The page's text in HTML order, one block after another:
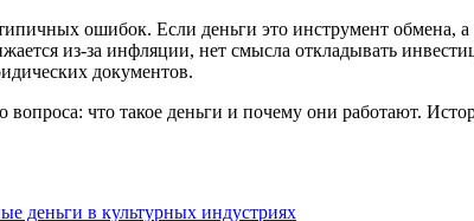
ошибок. Если деньги это инструмент обмена,
из-за инфляции, нет смысла откладывать
документов.
вопроса: что такое деньги и почему они работают.